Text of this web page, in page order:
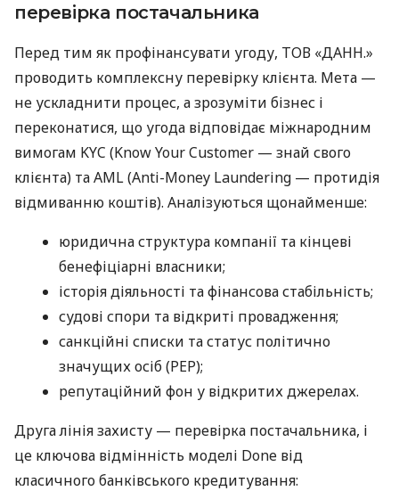
перевірка постачальника
Перед тим як профінансувати угоду, ТОВ «ДАНН.»
проводить комплексну перевірку клієнта. Мета —
не ускладнити процес, а зрозуміти бізнес і
переконатися, що угода відповідає міжнародним
вимогам KYC (Know Your Customer — знай свого
клієнта) та AML (Anti-Money Laundering — протидія
відмиванню коштів). Аналізуються щонайменше:
юридична структура компанії та кінцеві
бенефіціарні власники;
історія діяльності та фінансова стабільність;
судові спори та відкриті провадження;
санкційні списки та статус політично
значущих осіб (PEP);
репутаційний фон у відкритих джерелах.
Друга лінія захисту — перевірка постачальника, і
це ключова відмінність моделі Done від
класичного банківського кредитування: